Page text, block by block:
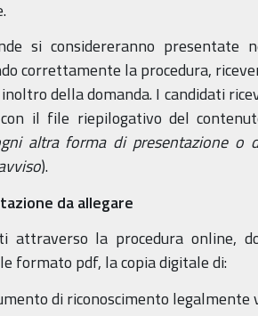
si considereranno
correttamente la procedura,
della domanda. I candidati
il file riepilogativo del
altra forma di presentazione o
).
da allegare
attraverso la procedura online,
formato pdf, la copia digitale di:
di riconoscimento legalmente